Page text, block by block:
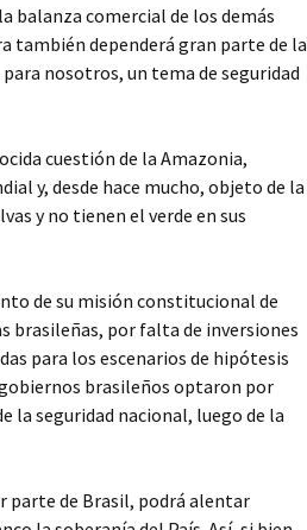
balanza comercial de los demás
también dependerá gran parte de la
nosotros, un tema de seguridad
cuestión de la Amazonia,
y, desde hace mucho, objeto de la
y no tienen el verde en sus
de su misión constitucional de
brasileñas, por falta de inversiones
para los escenarios de hipótesis
brasileños optaron por
la seguridad nacional, luego de la
parte de Brasil, podrá alentar